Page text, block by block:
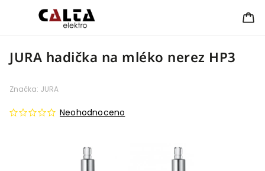
JURA hadička na mléko nerez HP3
Neohodnoceno
Značka: JURA